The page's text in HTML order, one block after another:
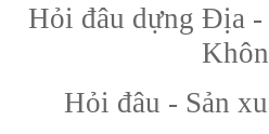
Hỏi đâu dựng Địa -
Hỏi đâu - Sản